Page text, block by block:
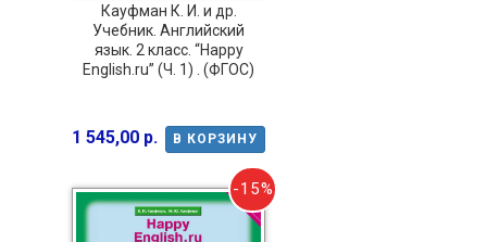
Кауфман К. И. и др.
Учебник. Английский
язык. 2 класс. “Happy
English.ru” (Ч. 1) . (ФГОС)
В КОРЗИНУ
1 545,00 р.
-15%